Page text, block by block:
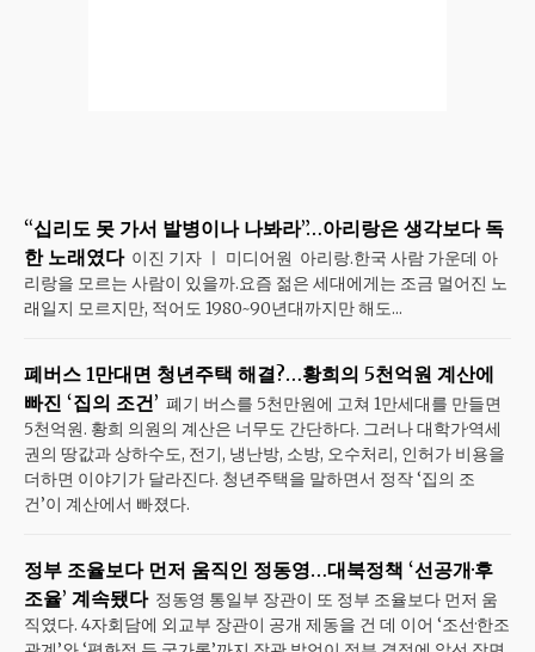
“십리도 못 가서 발병이나 나봐라”…아리랑은 생각보다 독
한 노래였다 이진 기자 ㅣ 미디어원 아리랑.한국 사람 가운데 아
리랑을 모르는 사람이 있을까.요즘 젊은 세대에게는 조금 멀어진 노
래일지 모르지만, 적어도 1980~90년대까지만 해도...
폐버스 1만대면 청년주택 해결?…황희의 5천억원 계산에
빠진 ‘집의 조건’ 폐기 버스를 5천만원에 고쳐 1만세대를 만들면
5천억원. 황희 의원의 계산은 너무도 간단하다. 그러나 대학가·역세
권의 땅값과 상하수도, 전기, 냉난방, 소방, 오수처리, 인허가 비용을
더하면 이야기가 달라진다. 청년주택을 말하면서 정작 ‘집의 조
건’이 계산에서 빠졌다.
정부 조율보다 먼저 움직인 정동영…대북정책 ‘선공개·후
조율’ 계속됐다 정동영 통일부 장관이 또 정부 조율보다 먼저 움
직였다. 4자회담에 외교부 장관이 공개 제동을 건 데 이어 ‘조선·한조